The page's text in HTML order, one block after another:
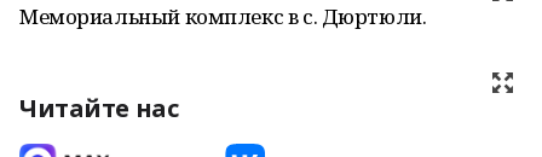
Мемориальный комплекс в с. Дюртюли.
Читайте нас